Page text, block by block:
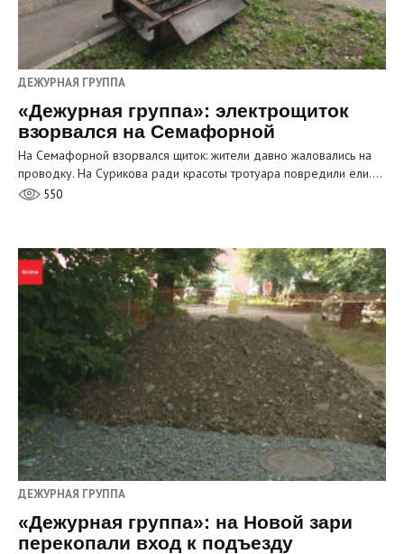
ДЕЖУРНАЯ ГРУППА
«Дежурная группа»: электрощиток
взорвался на Семафорной
На Семафорной взорвался щиток: жители давно жаловались на
проводку. На Сурикова ради красоты тротуара повредили ели.…
550
ДЕЖУРНАЯ ГРУППА
«Дежурная группа»: на Новой зари
перекопали вход к подъезду